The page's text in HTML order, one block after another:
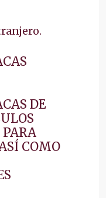
DE
PARA
COMO